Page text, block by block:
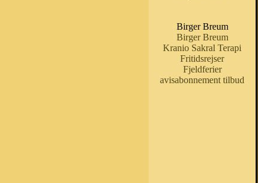
Birger Breum
Birger Breum
Kranio Sakral Terapi
Fritidsrejser
Fjeldferier
avisabonnement tilbud